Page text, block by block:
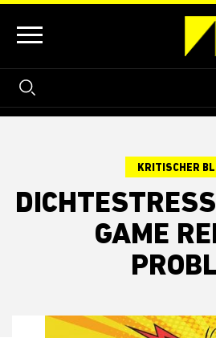
KRITISCHER
GAME